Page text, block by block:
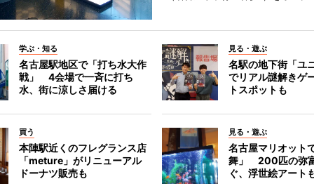
学ぶ・知る
名古屋駅地区で「打ち水大作
戦」 4会場で一斉に打ち
水、街に涼しさ届ける
見る・遊ぶ
名駅の地下街「ユ
でリアル謎解き
トスポットも
買う
本陣駅近くのフレグランス店
「meture」がリニューアル
ドーナツ販売も
見る・遊ぶ
名古屋マリオット
舞」 200匹の弥
ぐ、浮世絵アート